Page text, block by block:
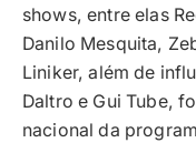
shows, entre elas
Danilo Mesquita,
Liniker, além de
Daltro e Gui Tube,
nacional da